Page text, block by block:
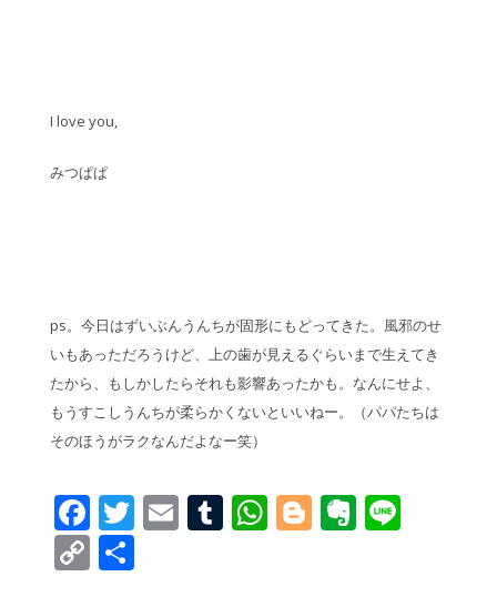
I love you,
みつぱぱ
ps。今日はずいぶんうんちが固形にもどってきた。風邪のせ
いもあっただろうけど、上の歯が見えるぐらいまで生えてき
たから、もしかしたらそれも影響あったかも。なんにせよ、
もうすこしうんちが柔らかくないといいねー。（パパたちは
そのほうがラクなんだよなー笑）
Facebook
Twitter
EmailTumblr
WhatsApp
Blogger
Copy